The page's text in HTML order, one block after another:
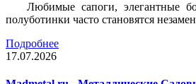
Любимые сапоги, элегантные
полуботинки часто становятся
Подробнее
17.07.2026